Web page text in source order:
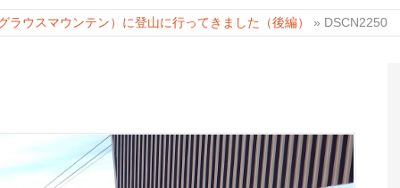
ラウスマウンテン）に登山に行ってきました（後編） » DSCN2250